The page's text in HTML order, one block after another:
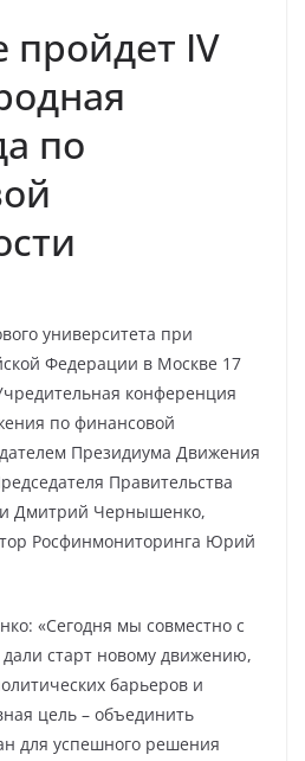
пройдет IV
по
университета при
Федерации в Москве 17
конференция
по финансовой
Президиума Движения
Правительства
Дмитрий Чернышенко,
Росфинмониторинга Юрий
«Сегодня мы совместно с
старт новому движению,
барьеров и
цель – объединить
для успешного решения